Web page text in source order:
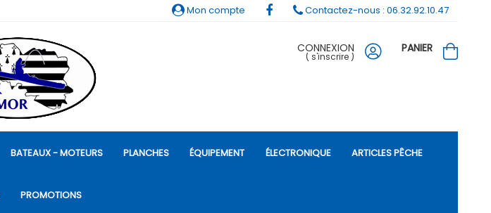
CONNEXION
( s'inscrire )
PANIER
BATEAUX - MOTEURS PLANCHES ÉQUIPEMENT ÉLECTRONIQUE ARTICLES PÊCHE
PROMOTIONS
Mon compte Contactez-nous : 06.32.92.10.47